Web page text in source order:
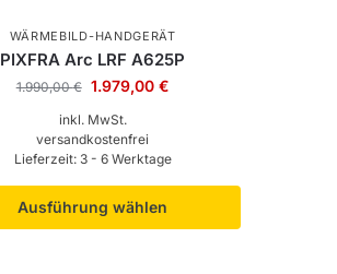
WÄRMEBILD-HANDGERÄT
PIXFRA Arc LRF A625P
1.990,00€ 1.979,00 €
inkl. MwSt.
versandkostenfrei
Lieferzeit: 3 - 6 Werktage
Ausführung wählen